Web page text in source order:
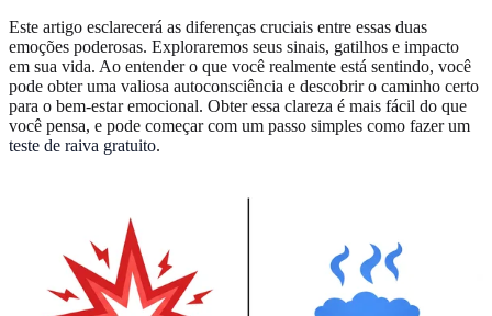
Este artigo esclarecerá as diferenças cruciais entre essas duas
emoções poderosas. Exploraremos seus sinais, gatilhos e impacto
em sua vida. Ao entender o que você realmente está sentindo, você
pode obter uma valiosa autoconsciência e descobrir o caminho certo
para o bem-estar emocional. Obter essa clareza é mais fácil do que
você pensa, e pode começar com um passo simples como fazer um
teste de raiva gratuito.